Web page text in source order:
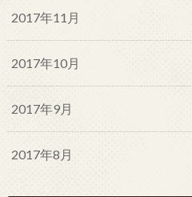
2017年11月
2017年10月
2017年9月
2017年8月